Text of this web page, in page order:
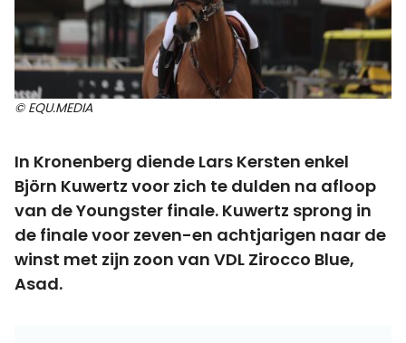
© EQU.MEDIA
In Kronenberg diende Lars Kersten enkel
Björn Kuwertz voor zich te dulden na afloop
van de Youngster finale. Kuwertz sprong in
de finale voor zeven-en achtjarigen naar de
winst met zijn zoon van VDL Zirocco Blue,
Asad.